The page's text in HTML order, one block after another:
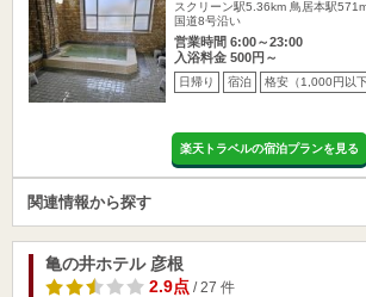
スクリーン駅5.36km 鳥居本駅
国道8号沿い
営業時間 6:00～23:00
入浴料金 500円～
日帰り 宿泊 格安（1,000円以下
楽天トラベルの宿泊プランを見る
関連情報から探す
亀の井ホテル 彦根
2.9点/ 27 件